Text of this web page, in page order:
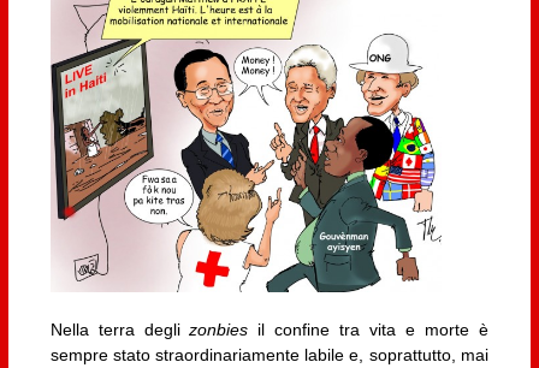
Nella terra deglizonbies il confine tra vita e morte è
sempre stato straordinariamente labile e, soprattutto, mai